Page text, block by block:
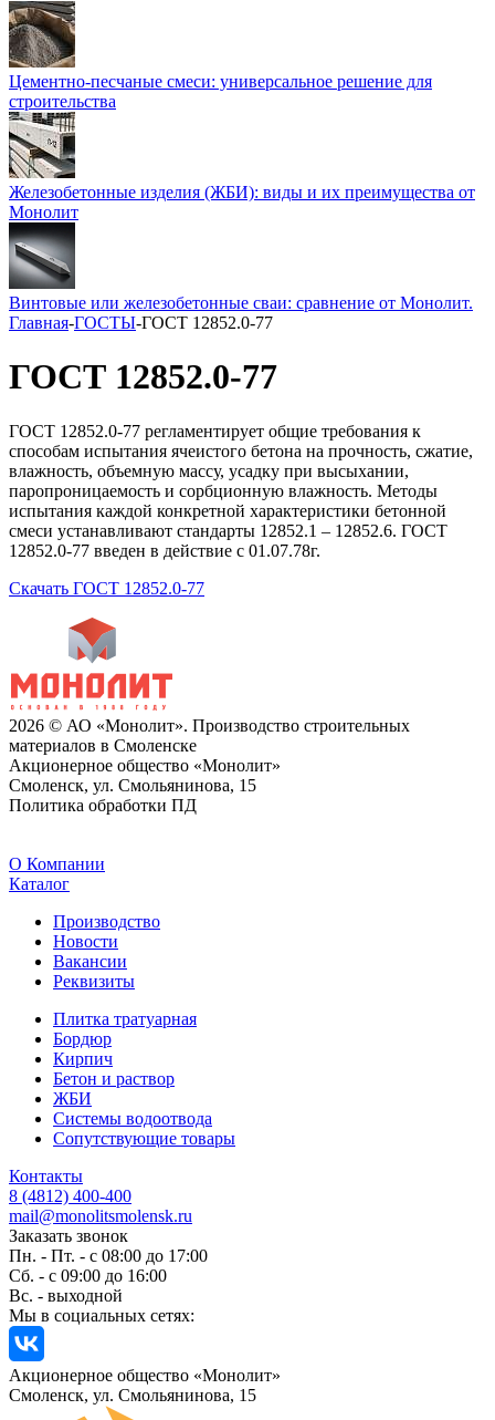
Цементно-песчаные смеси: универсальное решение для
строительства
Железобетонные изделия (ЖБИ): виды и их преимущества от
Монолит
Винтовые или железобетонные сваи: сравнение от Монолит.
Главная-ГОСТЫ-ГОСТ 12852.0-77
ГОСТ 12852.0-77
ГОСТ 12852.0-77 регламентирует общие требования к
способам испытания ячеистого бетона на прочность, сжатие,
влажность, объемную массу, усадку при высыхании,
паропроницаемость и сорбционную влажность. Методы
испытания каждой конкретной характеристики бетонной
смеси устанавливают стандарты 12852.1 – 12852.6. ГОСТ
12852.0-77 введен в действие с 01.07.78г.
Скачать ГОСТ 12852.0-77
2026 © АО «Монолит». Производство строительных
материалов в Смоленске
Акционерное общество «Монолит»
Смоленск, ул. Смольянинова, 15
Политика обработки ПД
O Компании
Каталог
Производство
Новости
Вакансии
Реквизиты
Плитка тратуарная
Бордюр
Кирпич
Бетон и раствор
ЖБИ
Системы водоотвода
Сопутствующие товары
Контакты
8 (4812) 400-400
mail@monolitsmolensk.ru
Заказать звонок
Пн. - Пт. - с 08:00 до 17:00
Сб. - с 09:00 до 16:00
Вс. - выходной
Мы в социальных сетях:
Акционерное общество «Монолит»
Смоленск, ул. Смольянинова, 15